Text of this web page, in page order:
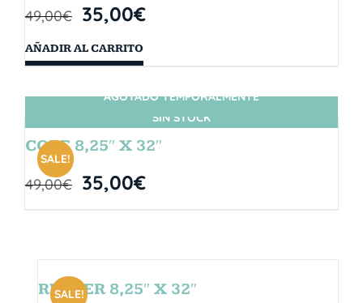
49,00€ 35,00€
AÑADIR AL CARRITO
SIN STOCK
SALE!
AGOTADO TEMPORALMENTE
CORE 8,25″ X 32″
49,00€ 35,00€
SALE!
RUBBER 8,25″ X 32″